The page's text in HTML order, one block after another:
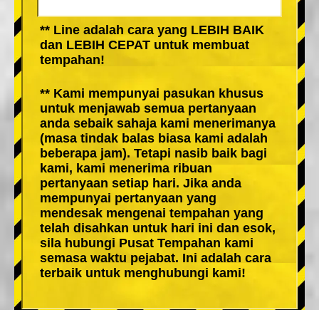
** Line adalah cara yang LEBIH BAIK
dan LEBIH CEPAT untuk membuat
tempahan!
** Kami mempunyai pasukan khusus
untuk menjawab semua pertanyaan
anda sebaik sahaja kami menerimanya
(masa tindak balas biasa kami adalah
beberapa jam). Tetapi nasib baik bagi
kami, kami menerima ribuan
pertanyaan setiap hari. Jika anda
mempunyai pertanyaan yang
mendesak mengenai tempahan yang
telah disahkan untuk hari ini dan esok,
sila hubungi Pusat Tempahan kami
semasa waktu pejabat. Ini adalah cara
terbaik untuk menghubungi kami!